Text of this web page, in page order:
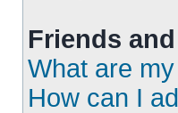
Friends
What are
How can I